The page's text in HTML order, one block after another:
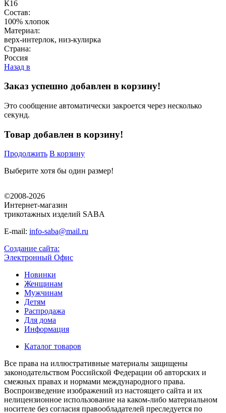
К16
Состав:
100% хлопок
Материал:
верх-интерлок, низ-кулирка
Страна:
Россия
Назад в
Заказ успешно добавлен в корзину!
Это сообщение автоматически закроется через несколько
секунд.
Товар добавлен в корзину!
Продолжить В корзину
Выберите хотя бы один размер!
©2008-2026
Интернет-магазин
трикотажных изделий SABA
E-mail: info-saba@mail.ru
Создание сайта:
Электронный Офис
Новинки
Женщинам
Мужчинам
Детям
Распродажа
Для дома
Информация
Каталог товаров
Все права на иллюстративные материалы защищены
законодательством Российской Федерации об авторских и
смежных правах и нормами международного права.
Воспроизведение изображений из настоящего сайта и их
нелицензионное использование на каком-либо материальном
носителе без согласия правообладателей преследуется по